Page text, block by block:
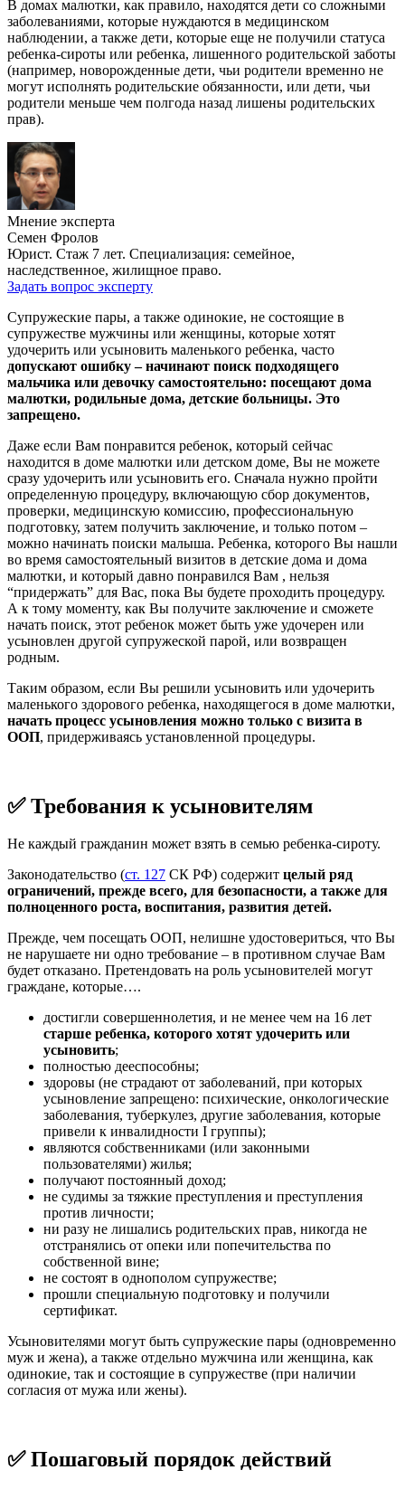
В домах малютки, как правило, находятся дети со сложными
заболеваниями, которые нуждаются в медицинском
наблюдении, а также дети, которые еще не получили статуса
ребенка-сироты или ребенка, лишенного родительской заботы
(например, новорожденные дети, чьи родители временно не
могут исполнять родительские обязанности, или дети, чьи
родители меньше чем полгода назад лишены родительских
прав).
Мнение эксперта
Семен Фролов
Юрист. Стаж 7 лет. Специализация: семейное,
наследственное, жилищное право.
Задать вопрос эксперту
Супружеские пары, а также одинокие, не состоящие в
супружестве мужчины или женщины, которые хотят
удочерить или усыновить маленького ребенка, часто
допускают ошибку – начинают поиск подходящего
мальчика или девочку самостоятельно: посещают дома
малютки, родильные дома, детские больницы. Это
запрещено.
Даже если Вам понравится ребенок, который сейчас
находится в доме малютки или детском доме, Вы не можете
сразу удочерить или усыновить его. Сначала нужно пройти
определенную процедуру, включающую сбор документов,
проверки, медицинскую комиссию, профессиональную
подготовку, затем получить заключение, и только потом –
можно начинать поиски малыша. Ребенка, которого Вы нашли
во время самостоятельный визитов в детские дома и дома
малютки, и который давно понравился Вам , нельзя
“придержать” для Вас, пока Вы будете проходить процедуру.
А к тому моменту, как Вы получите заключение и сможете
начать поиск, этот ребенок может быть уже удочерен или
усыновлен другой супружеской парой, или возвращен
родным.
Таким образом, если Вы решили усыновить или удочерить
маленького здорового ребенка, находящегося в доме малютки,
начать процесс усыновления можно только с визита в
ООП, придерживаясь установленной процедуры.
✅ Требования к усыновителям
Не каждый гражданин может взять в семью ребенка-сироту.
Законодательство (ст. 127 СК РФ) содержит целый ряд
ограничений, прежде всего, для безопасности, а также для
полноценного роста, воспитания, развития детей.
Прежде, чем посещать ООП, нелишне удостовериться, что Вы
не нарушаете ни одно требование – в противном случае Вам
будет отказано. Претендовать на роль усыновителей могут
граждане, которые….
достигли совершеннолетия, и не менее чем на 16 лет
старше ребенка, которого хотят удочерить или
усыновить;
полностью дееспособны;
здоровы (не страдают от заболеваний, при которых
усыновление запрещено: психические, онкологические
заболевания, туберкулез, другие заболевания, которые
привели к инвалидности I группы);
являются собственниками (или законными
пользователями) жилья;
получают постоянный доход;
не судимы за тяжкие преступления и преступления
против личности;
ни разу не лишались родительских прав, никогда не
отстранялись от опеки или попечительства по
собственной вине;
не состоят в однополом супружестве;
прошли специальную подготовку и получили
сертификат.
Усыновителями могут быть супружеские пары (одновременно
муж и жена), а также отдельно мужчина или женщина, как
одинокие, так и состоящие в супружестве (при наличии
согласия от мужа или жены).
✅ Пошаговый порядок действий